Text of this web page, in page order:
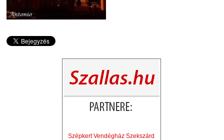
Szépkert Vendégház Szekszárd